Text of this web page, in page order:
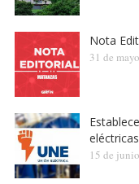
Nota
31 de
15 de